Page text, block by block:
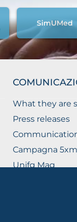
SimUMed
What they are
Press releases
Campagna
Unifg Mag